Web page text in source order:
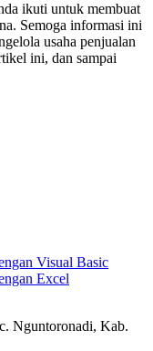
ikuti untuk membuat
Semoga informasi ini
usaha penjualan
ini, dan sampai
Visual Basic
Excel
Nguntoronadi, Kab.